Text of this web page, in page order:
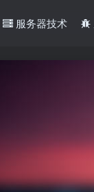
服务器技术